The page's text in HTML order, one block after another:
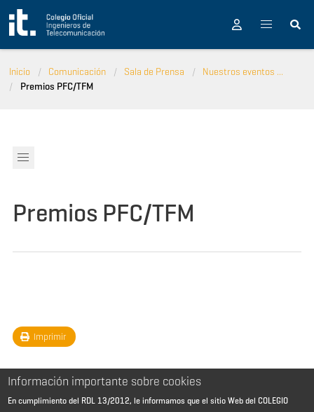
Pasar al contenido principal
Inicio Comunicación Sala de Prensa
Nuestros eventos ...
Premios PFC/TFM
Premios PFC/TFM
Imprimir
Información importante sobre cookies
En cumplimiento del RDL 13/2012, le informamos que el sitio Web del COLEGIO